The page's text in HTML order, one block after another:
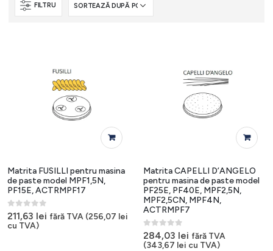
FILTRU
Matrita FUSILLI pentru masina
de paste model MPF1,5N,
PF15E, ACTRMPF17
0out of 5
211,63 lei fără TVA (256,07 lei
cu TVA)
Matrita CAPELLI D’ANGELO
pentru masina de paste model
PF25E, PF40E, MPF2,5N,
MPF2,5CN, MPF4N,
ACTRMPF7
0out of 5
284,03 lei fără TVA
(343,67 lei cu TVA)